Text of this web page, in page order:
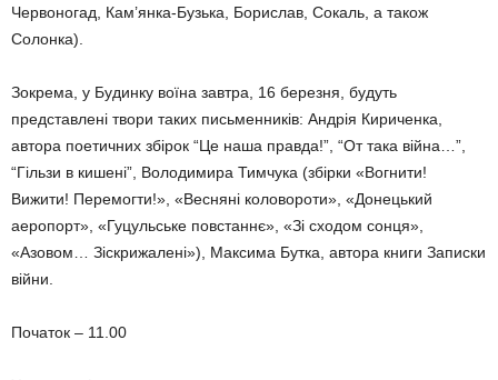
Червоногад, Кам’янка-Бузька, Борислав, Сокаль, а також
Солонка).
Зокрема, у Будинку воїна завтра, 16 березня, будуть
представлені твори таких письменників: Андрія Кириченка,
автора поетичних збірок “Це наша правда!”, “От така війна…”,
“Гільзи в кишені”, Володимира Тимчука (збірки «Вогнити!
Вижити! Перемогти!», «Весняні коловороти», «Донецький
аеропорт», «Гуцульське повстаннє», «Зі сходом сонця»,
«Азовом… Зіскрижалені»), Максима Бутка, автора книги Записки
війни.
Початок – 11.00